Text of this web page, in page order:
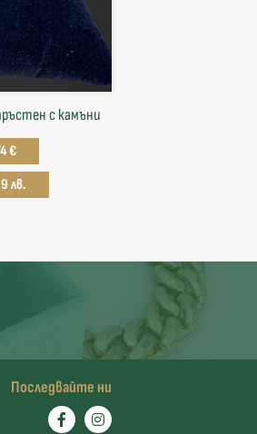
с камъни
€
лв.
Последвайте ни